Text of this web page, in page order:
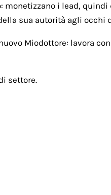
monetizzano i lead,
sua autorità agli occhi
Miodottore: lavora
settore.